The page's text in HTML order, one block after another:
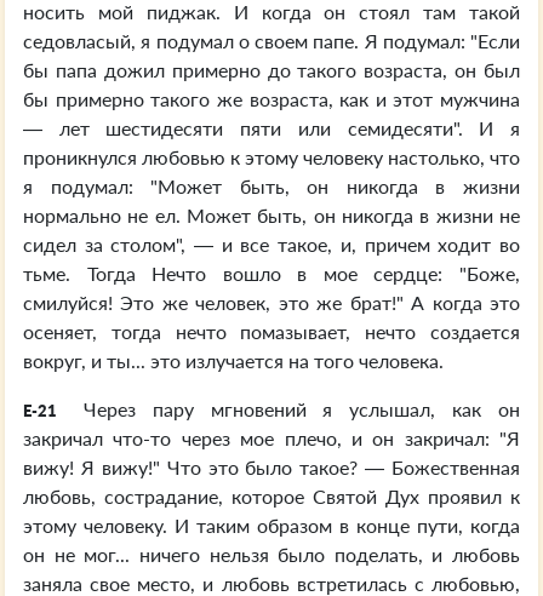
носить мой пиджак. И когда он стоял там такой
седовласый, я подумал о своем папе. Я подумал: "Если
бы папа дожил примерно до такого возраста, он был
бы примерно такого же возраста, как и этот мужчина
— лет шестидесяти пяти или семидесяти". И я
проникнулся любовью к этому человеку настолько, что
я подумал: "Может быть, он никогда в жизни
нормально не ел. Может быть, он никогда в жизни не
сидел за столом", — и все такое, и, причем ходит во
тьме. Тогда Нечто вошло в мое сердце: "Боже,
смилуйся! Это же человек, это же брат!" А когда это
осеняет, тогда нечто помазывает, нечто создается
вокруг, и ты... это излучается на того человека.
E-21
Через пару мгновений я услышал, как он
закричал что-то через мое плечо, и он закричал: "Я
вижу! Я вижу!" Что это было такое? — Божественная
любовь, сострадание, которое Святой Дух проявил к
этому человеку. И таким образом в конце пути, когда
он не мог... ничего нельзя было поделать, и любовь
заняла свое место, и любовь встретилась с любовью,